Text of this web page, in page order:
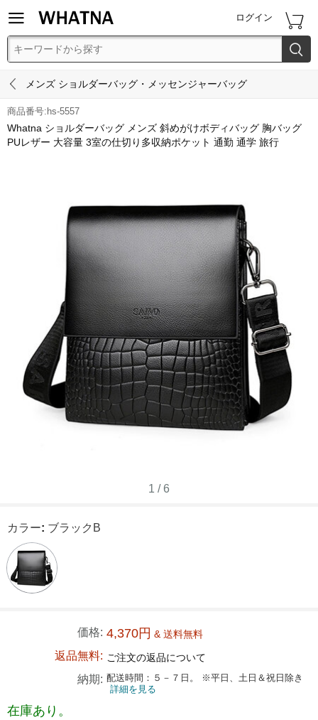
 ログイン 

 メンズ ショルダーバッグ・メッセンジャーバッグ
商品番号:hs-5557
Whatna ショルダーバッグ メンズ 斜めがけボディバッグ 胸バッグ
PUレザー 大容量 3室の仕切り多収納ポケット 通勤 通学 旅行
1 /6
カラー: ブラックB
価格: 4,370円 & 送料無料
返品無料: ご注文の返品について
納期: 配送時間：５－７日。 ※平日、土日＆祝日除き
詳細を見る
在庫あり。